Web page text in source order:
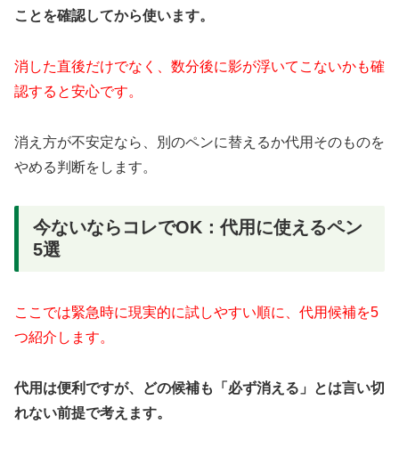
ことを確認してから使います。
消した直後だけでなく、数分後に影が浮いてこないかも確
認すると安心です。
消え方が不安定なら、別のペンに替えるか代用そのものを
やめる判断をします。
今ないならコレでOK：代用に使えるペン
5選
ここでは緊急時に現実的に試しやすい順に、代用候補を5
つ紹介します。
代用は便利ですが、どの候補も「必ず消える」とは言い切
れない前提で考えます。